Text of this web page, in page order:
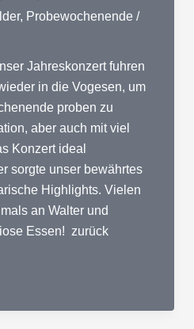
, Probewochenende/
Jahreskonzert fuhren
in die Vogesen, um
proben zu
aber auch mit viel
Konzert ideal
sorgte unser bewährtes
Highlights. Vielen
an Walter und
Essen! zurück